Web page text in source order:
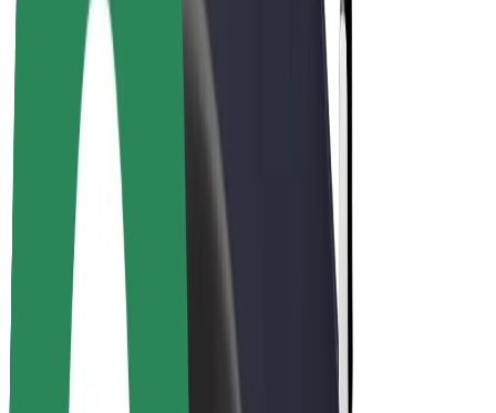
Estafetas
Ganhos de estafeta
Comerciantes Bolt Food
Frotas
Franchises
Empresa
Carreiras
Sobre a Bolt
Sustentabilidade na Bolt
Projeto Zero
Blog